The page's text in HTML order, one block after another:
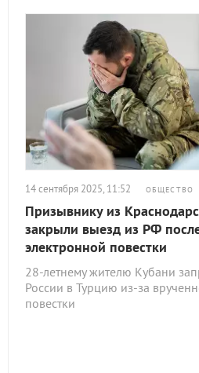
14 сентября 2025, 11:52 ОБЩЕСТВО
Призывнику из
закрыли выезд из РФ
электронной повестки
28-летнему жителю Кубани
России в Турцию из-за
повестки